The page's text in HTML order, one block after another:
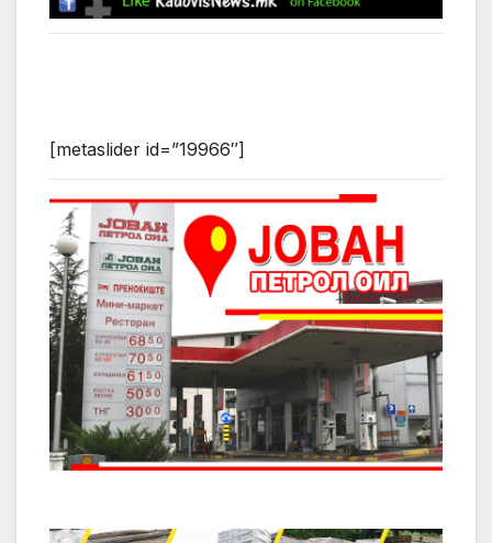
[metaslider id=”19966″]